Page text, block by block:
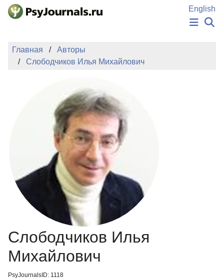
Перейти к основному содержанию
English
ИЗДАНИЯ
БАЗА ЗНАНИЙ
КЛЮЧЕВЫЕ СЛОВА
Регистрация
Главная
Авторы
Слободчиков Илья Михайлович
Слободчиков Илья
Михайлович
PsyJournalsID: 1118